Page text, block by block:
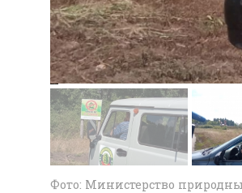
Фото: Министерство